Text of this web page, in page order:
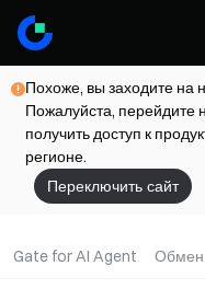
Похоже, вы заходите на
Пожалуйста, перейдите
получить доступ к
регионе.
Переключить сайт
Gate for AI Agent Обмен